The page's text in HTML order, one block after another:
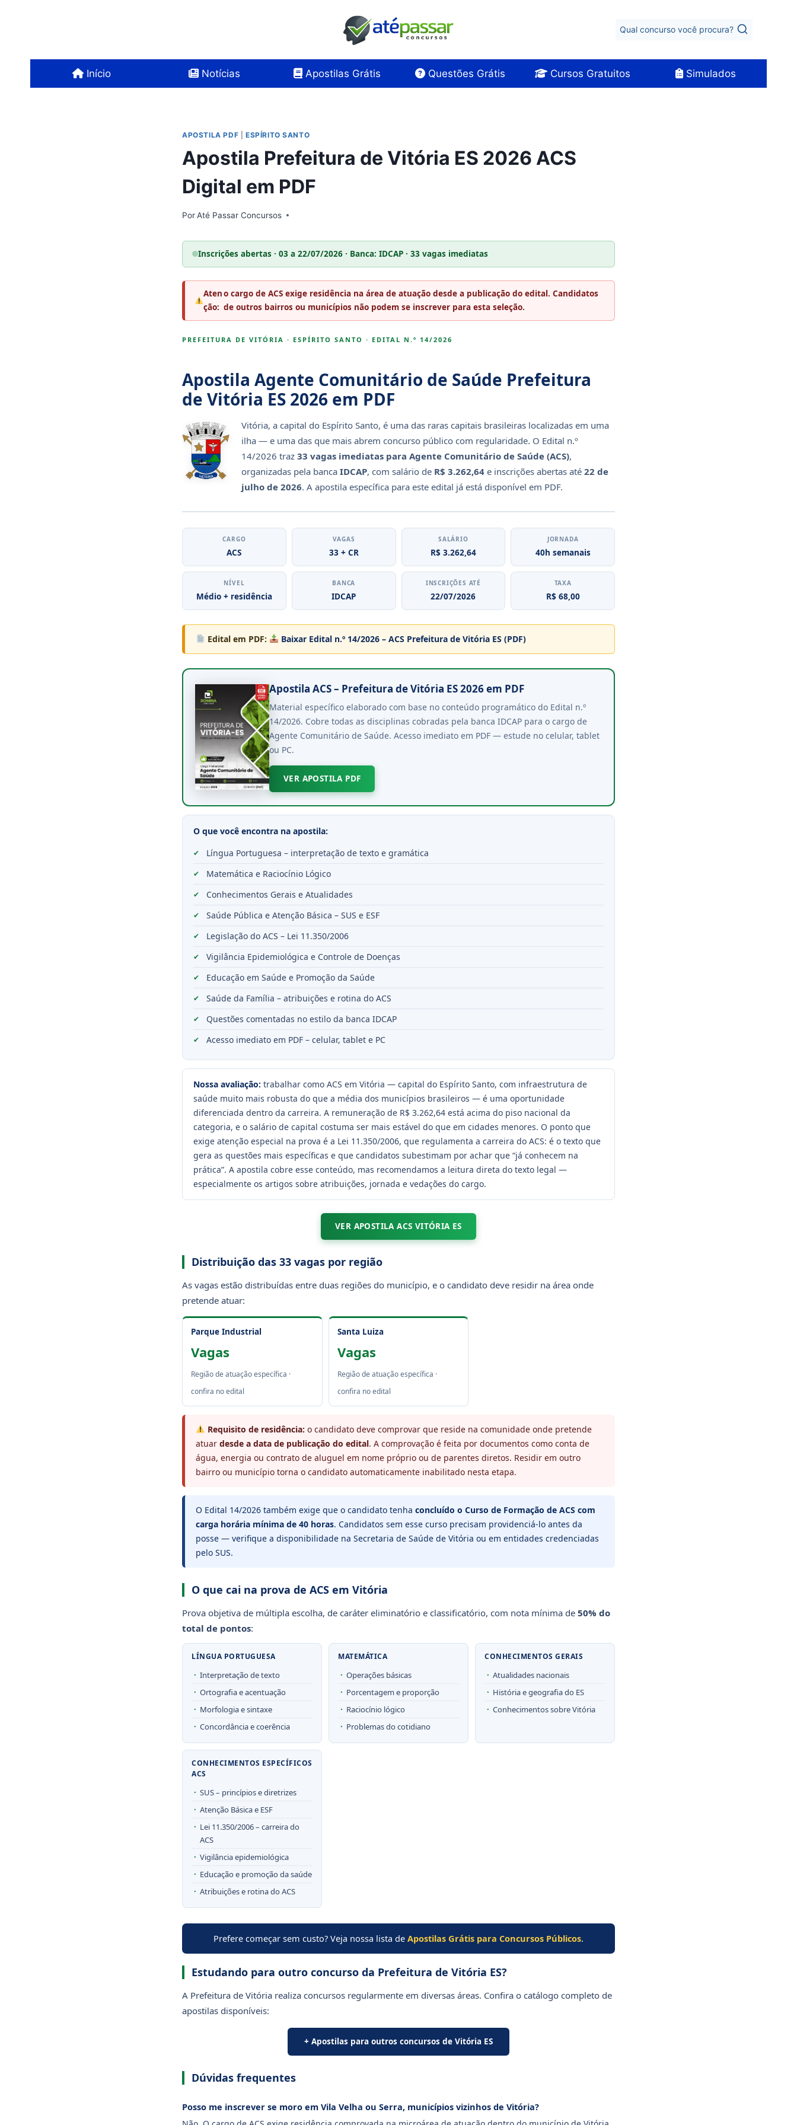
Qual concurso você procura?
Início Notícias Apostilas Grátis Questões Grátis Cursos Gratuitos Simulados
APOSTILA PDF ESPÍRITO SANTO
Apostila Prefeitura de Vitória ES 2026 ACS
Digital em PDF
PorAté Passar Concursos
Inscrições abertas · 03 a 22/07/2026 · Banca: IDCAP · 33 vagas imediatas
Aten
ção:
o cargo de ACS exige residência na área de atuação desde a publicação do edital. Candidatos
de outros bairros ou municípios não podem se inscrever para esta seleção.
PREFEITURA DE VITÓRIA · ESPÍRITO SANTO · EDITAL N.º 14/2026
Apostila Agente Comunitário de Saúde Prefeitura
de Vitória ES 2026 em PDF
Vitória, a capital do Espírito Santo, é uma das raras capitais brasileiras localizadas em uma
ilha — e uma das que mais abrem concurso público com regularidade. O Edital n.º
14/2026 traz 33 vagas imediatas para Agente Comunitário de Saúde (ACS),
organizadas pela banca IDCAP, com salário de R$ 3.262,64 e inscrições abertas até 22 de
julho de 2026. A apostila específica para este edital já está disponível em PDF.
CARGO
ACS
VAGAS
33 + CR
SALÁRIO
R$ 3.262,64
JORNADA
40h semanais
NÍVEL
Médio + residência
BANCA
IDCAP
INSCRIÇÕES ATÉ
22/07/2026
TAXA
R$ 68,00
Edital em PDF: Baixar Edital n.º 14/2026 – ACS Prefeitura de Vitória ES (PDF)
Apostila ACS – Prefeitura de Vitória ES 2026 em PDF
Material específico elaborado com base no conteúdo programático do Edital n.º
14/2026. Cobre todas as disciplinas cobradas pela banca IDCAP para o cargo de
Agente Comunitário de Saúde. Acesso imediato em PDF — estude no celular, tablet
ou PC.
VER APOSTILA PDF
O que você encontra na apostila:
Língua Portuguesa – interpretação de texto e gramática
Matemática e Raciocínio Lógico
Conhecimentos Gerais e Atualidades
Saúde Pública e Atenção Básica – SUS e ESF
Legislação do ACS – Lei 11.350/2006
Vigilância Epidemiológica e Controle de Doenças
Educação em Saúde e Promoção da Saúde
Saúde da Família – atribuições e rotina do ACS
Questões comentadas no estilo da banca IDCAP
Acesso imediato em PDF – celular, tablet e PC
Nossa avaliação: trabalhar como ACS em Vitória — capital do Espírito Santo, com infraestrutura de
saúde muito mais robusta do que a média dos municípios brasileiros — é uma oportunidade
diferenciada dentro da carreira. A remuneração de R$ 3.262,64 está acima do piso nacional da
categoria, e o salário de capital costuma ser mais estável do que em cidades menores. O ponto que
exige atenção especial na prova é a Lei 11.350/2006, que regulamenta a carreira do ACS: é o texto que
gera as questões mais específicas e que candidatos subestimam por achar que “já conhecem na
prática”. A apostila cobre esse conteúdo, mas recomendamos a leitura direta do texto legal —
especialmente os artigos sobre atribuições, jornada e vedações do cargo.
VER APOSTILA ACS VITÓRIA ES
Distribuição das 33 vagas por região
As vagas estão distribuídas entre duas regiões do município, e o candidato deve residir na área onde
pretende atuar:
Parque Industrial
Vagas
Região de atuação específica ·
confira no edital
Santa Luiza
Vagas
Região de atuação específica ·
confira no edital
Requisito de residência: o candidato deve comprovar que reside na comunidade onde pretende
atuar desde a data de publicação do edital. A comprovação é feita por documentos como conta de
água, energia ou contrato de aluguel em nome próprio ou de parentes diretos. Residir em outro
bairro ou município torna o candidato automaticamente inabilitado nesta etapa.
O Edital 14/2026 também exige que o candidato tenha concluído o Curso de Formação de ACS com
carga horária mínima de 40 horas. Candidatos sem esse curso precisam providenciá-lo antes da
posse — verifique a disponibilidade na Secretaria de Saúde de Vitória ou em entidades credenciadas
pelo SUS.
O que cai na prova de ACS em Vitória
Prova objetiva de múltipla escolha, de caráter eliminatório e classificatório, com nota mínima de 50% do
total de pontos:
LÍNGUA PORTUGUESA
Interpretação de texto
Ortografia e acentuação
Morfologia e sintaxe
Concordância e coerência
MATEMÁTICA
Operações básicas
Porcentagem e proporção
Raciocínio lógico
Problemas do cotidiano
CONHECIMENTOS GERAIS
Atualidades nacionais
História e geografia do ES
Conhecimentos sobre Vitória
CONHECIMENTOS ESPECÍFICOS
ACS
SUS – princípios e diretrizes
Atenção Básica e ESF
Lei 11.350/2006 – carreira do
ACS
Vigilância epidemiológica
Educação e promoção da saúde
Atribuições e rotina do ACS
Prefere começar sem custo? Veja nossa lista de Apostilas Grátis para Concursos Públicos.
Estudando para outro concurso da Prefeitura de Vitória ES?
A Prefeitura de Vitória realiza concursos regularmente em diversas áreas. Confira o catálogo completo de
apostilas disponíveis:
+ Apostilas para outros concursos de Vitória ES
Dúvidas frequentes
Posso me inscrever se moro em Vila Velha ou Serra, municípios vizinhos de Vitória?